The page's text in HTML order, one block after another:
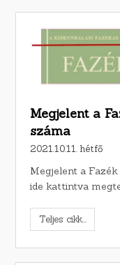
Megjelent a
száma
2021.10.11. hétfő
Megjelent a
ide kattintva
Teljes cikk...